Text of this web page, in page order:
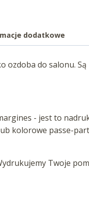
dodatkowe
ozdoba do salonu.
- jest to
kolorowe passe-
Twoje